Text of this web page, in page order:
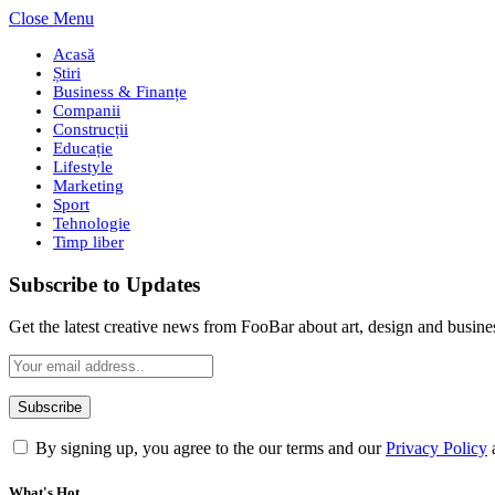
Close Menu
Acasă
Știri
Business & Finanțe
Companii
Construcții
Educație
Lifestyle
Marketing
Sport
Tehnologie
Timp liber
Subscribe to Updates
Get the latest creative news from FooBar about art, design and
By signing up, you agree to the our terms and ourPrivacy Policy